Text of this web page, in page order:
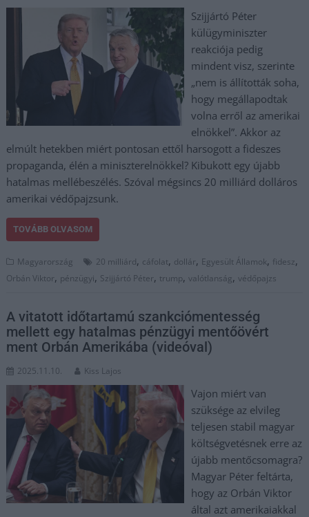
Szijjártó Péter
külügyminiszter
reakciója pedig
mindent visz, szerinte
„nem is állították soha,
hogy megállapodtak
volna erről az amerikai
elnökkel”. Akkor az
elmúlt hetekben miért pontosan ettől harsogott a fideszes
propaganda, élén a miniszterelnökkel? Kibukott egy újabb
hatalmas mellébeszélés. Szóval mégsincs 20 milliárd dolláros
amerikai védőpajzsunk.
TOVÁBB OLVASOM
Magyarország 20 milliárd, cáfolat, dollár, Egyesült Államok, fidesz,
Orbán Viktor, pénzügyi, Szijjártó Péter, trump,valótlanság,védőpajzs
A vitatott időtartamú szankciómentesség
mellett egy hatalmas pénzügyi mentőövért
ment Orbán Amerikába (videóval)
2025.11.10. Kiss Lajos
Vajon miért van
szüksége az elvileg
teljesen stabil magyar
költségvetésnek erre az
újabb mentőcsomagra?
Magyar Péter feltárta,
hogy az Orbán Viktor
által azt amerikaiakkal